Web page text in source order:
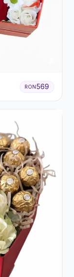
RON569